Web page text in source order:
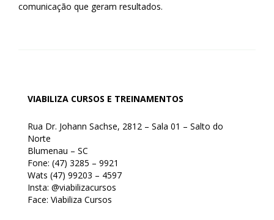
comunicação que geram resultados.
VIABILIZA CURSOS E TREINAMENTOS
Rua Dr. Johann Sachse, 2812 – Sala 01 – Salto do
Norte
Blumenau – SC
Fone: (47) 3285 – 9921
Wats (47) 99203 – 4597
Insta: @viabilizacursos
Face: Viabiliza Cursos